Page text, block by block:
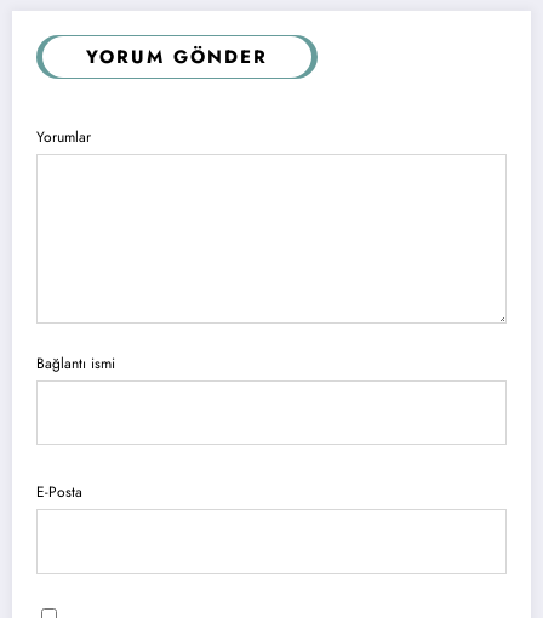
YORUM GÖNDER
Yorumlar
Bağlantı ismi
E-Posta